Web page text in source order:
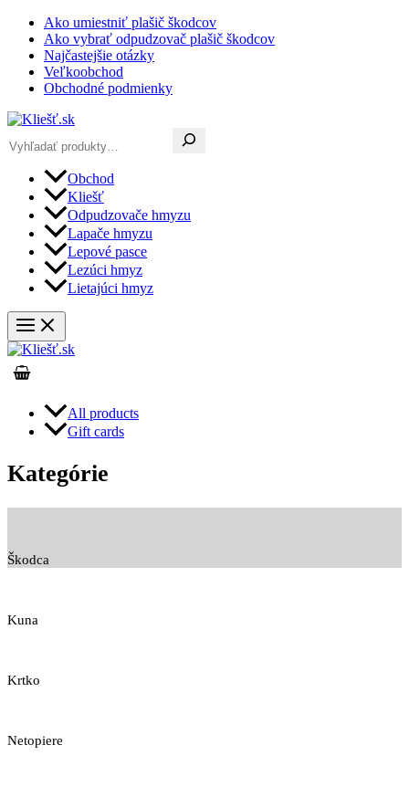
Preskočiť
obsah
Ako umiestniť plašič škodcov
Ako vybrať odpudzovač plašič škodcov
Najčastejšie otázky
Veľkoobchod
Obchodné podmienky
Obchod
Kliešť
Odpudzovače hmyzu
Lapače hmyzu
Lepové pasce
Lezúci hmyz
Lietajúci hmyz
All products
Gift cards
Kategórie
Škodca
Kuna
Krtko
Netopiere